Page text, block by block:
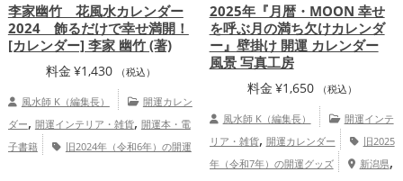
李家幽竹 花風水カレンダー
2024 飾るだけで幸せ満開！
[カレンダー] 李家 幽竹 (著)
料金 ¥1,430 （税込）
風水師 K（編集長）
開運カレン
ダー, 開運インテリア・雑貨, 開運本・電
子書籍
旧2024年（令和6年）の開運
2025年『月暦・MOON 幸せ
を呼ぶ月の満ち欠けカレンダ
ー』壁掛け 開運 カレンダー
風景 写真工房
料金 ¥1,650 （税込）
風水師 K（編集長）
開運インテ
リア・雑貨, 開運カレンダー
旧2025
年（令和7年）の開運グッズ
新潟県,